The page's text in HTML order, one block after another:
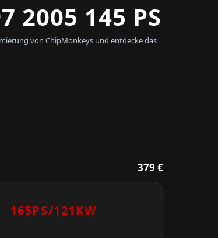
2005 145 PS
von ChipMonkeys und entdecke das
379 €
165PS/121KW